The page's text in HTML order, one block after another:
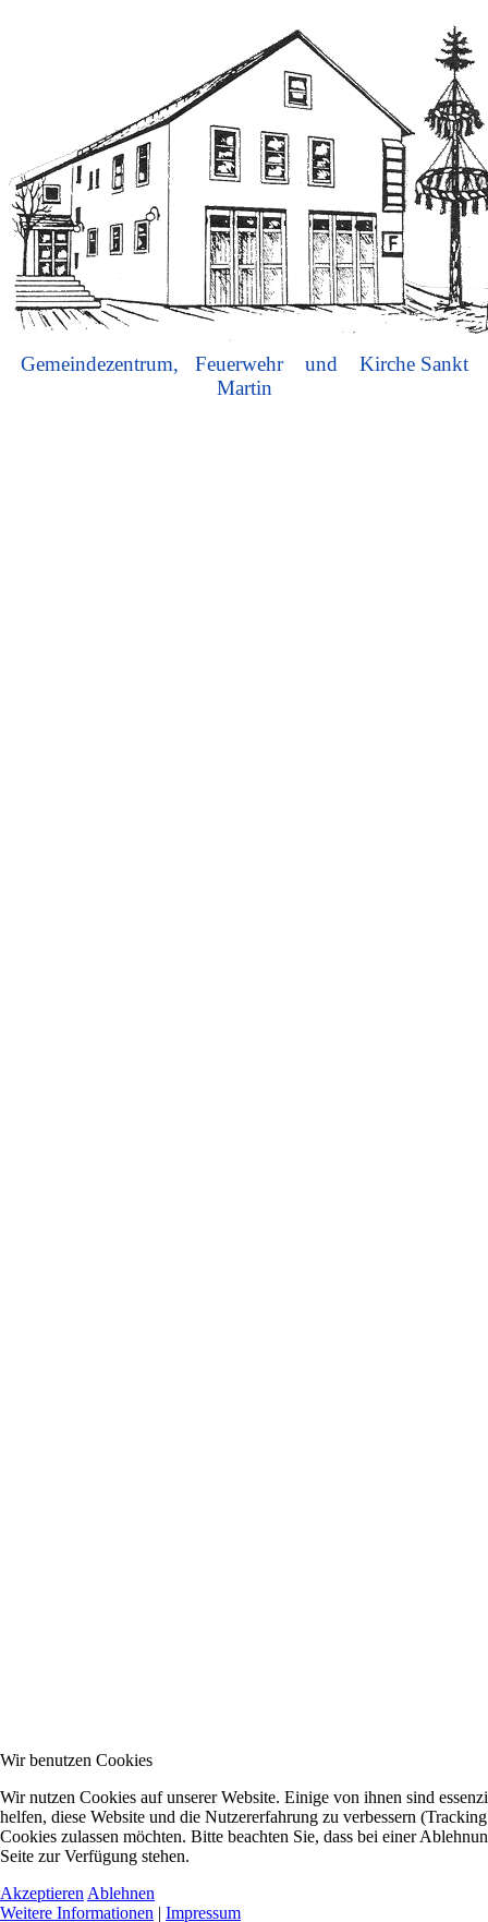
Gemeindezentrum, Feuerwehr und Kirche Sankt
Martin
Wir benutzen Cookies
Wir nutzen Cookies auf unserer Website. Einige von ihnen sind
helfen, diese Website und die Nutzererfahrung zu verbessern
Cookies zulassen möchten. Bitte beachten Sie, dass bei einer
Seite zur Verfügung stehen.
Akzeptieren Ablehnen
Weitere Informationen | Impressum